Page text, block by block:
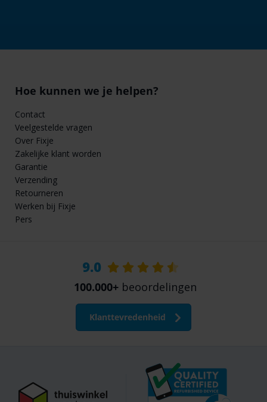
Hoe kunnen we je helpen?
Contact
Veelgestelde vragen
Over Fixje
Zakelijke klant worden
Garantie
Verzending
Retourneren
Werken bij Fixje
Pers
9.0
100.000+ beoordelingen
Klanttevredenheid